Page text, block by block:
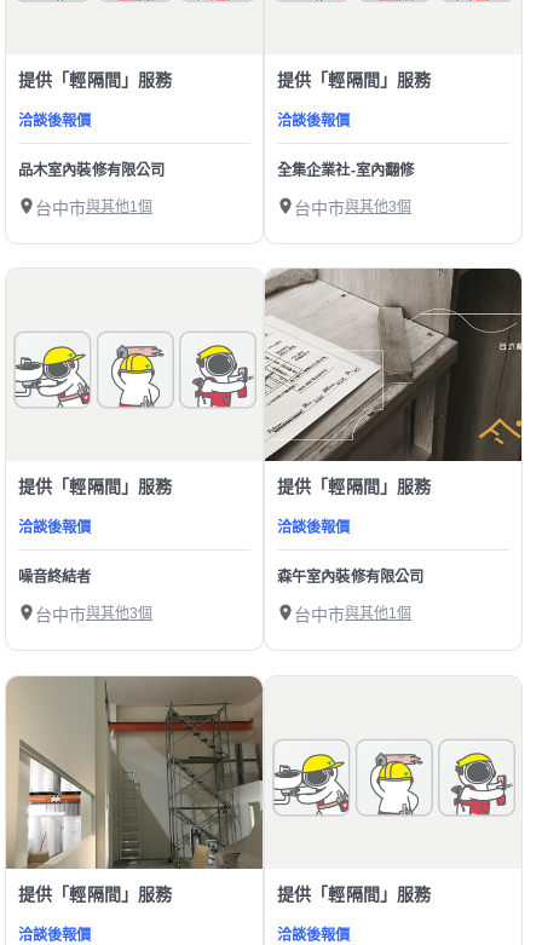
提供「輕隔間」服務
洽談後報價
品木室內裝修有限公司
台中市與其他1個
提供「輕隔間」服務
洽談後報價
全集企業社-室內翻修
台中市與其他3個
提供「輕隔間」服務
洽談後報價
噪音終結者
台中市與其他3個
提供「輕隔間」服務
洽談後報價
森午室內裝修有限公司
台中市與其他1個
提供「輕隔間」服務
洽談後報價
提供「輕隔間」服務
洽談後報價